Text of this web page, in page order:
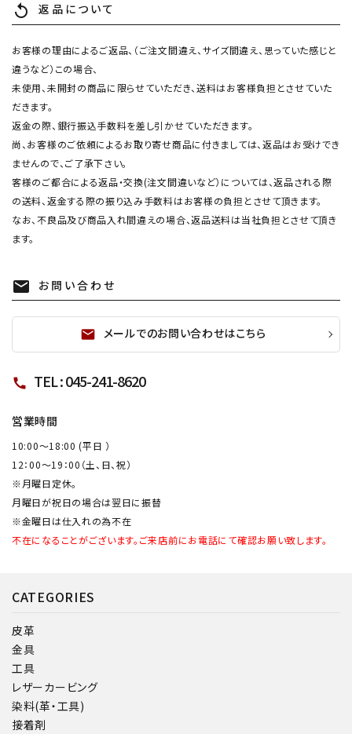
replay 返品について
お客様の理由によるご返品、（ご注文間違え、サイズ間違え、思っていた感じと
違うなど）この場合、
未使用、未開封の商品に限らせていただき、送料はお客様負担とさせていた
だきます。
返金の際、銀行振込手数料を差し引かせていただきます。
尚、お客様のご依頼によるお取り寄せ商品に付きましては、返品はお受けでき
ませんので、ご了承下さい。
客様のご都合による返品・交換(注文間違いなど）については、返品される際
の送料、返金する際の振り込み手数料はお客様の負担とさせて頂きます。
なお、不良品及び商品入れ間違えの場合、返品送料は当社負担とさせて頂き
ます。
mail お問い合わせ
mail メールでのお問い合わせはこちら
call TEL : 045-241-8620
営業時間
10:00～18:00 (平日 ）
12：00～19：00（土、日、祝）
※月曜日定休。
月曜日が祝日の場合は翌日に振替
※金曜日は仕入れの為不在
不在になることがございます。ご来店前にお電話にて確認お願い致します。
CATEGORIES
皮革
金具
工具
レザーカービング
染料(革・工具)
接着剤